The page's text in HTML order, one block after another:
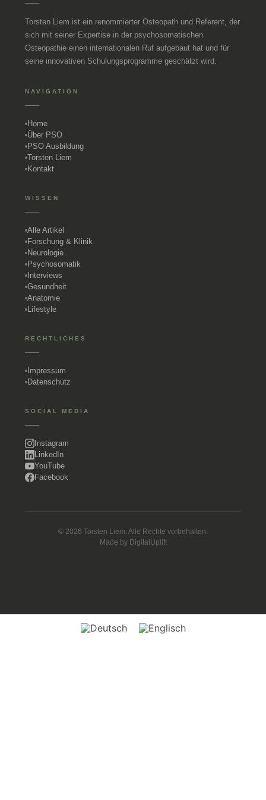
Torsten Liem ist ein renommierter Osteopath und Referent, der
sich mit seiner Expertise in der psychosomatischen
Osteopathie einen internationalen Ruf aufgebaut hat und für
seine innovativen Schulungsprogramme geschätzt wird.
NAVIGATION
Home
Über PSO
PSO Ausbildung
Torsten Liem
Kontakt
WISSEN
Alle Artikel
Forschung & Klinik
Neurologie
Psychosomatik
Interviews
Gesundheit
Anatomie
Lifestyle
RECHTLICHES
Impressum
Datenschutz
SOCIAL MEDIA
Instagram
LinkedIn
YouTube
Facebook
© 2026 Torsten Liem. Alle Rechte vorbehalten.
Made by DigitalUplift